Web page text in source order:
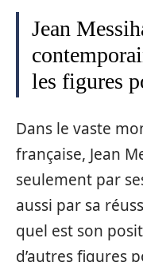
Jean
les figures
Dans le vaste
française, Jean
seulement par
aussi par sa
quel est son
d’autres figures